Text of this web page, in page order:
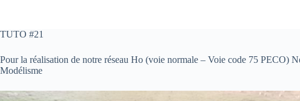
TUTO #21
Pour la réalisation de notre réseau Ho (voie normale – Voie code 75 PECO)
Modélisme